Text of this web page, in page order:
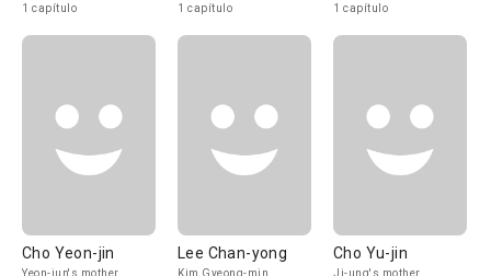
1 capítulo 1 capítulo 1 capítulo
Cho Yeon-jin
Yeon-jun's mother
Lee Chan-yong
Kim Gyeong-min
Cho Yu-jin
Ji-ung's mother